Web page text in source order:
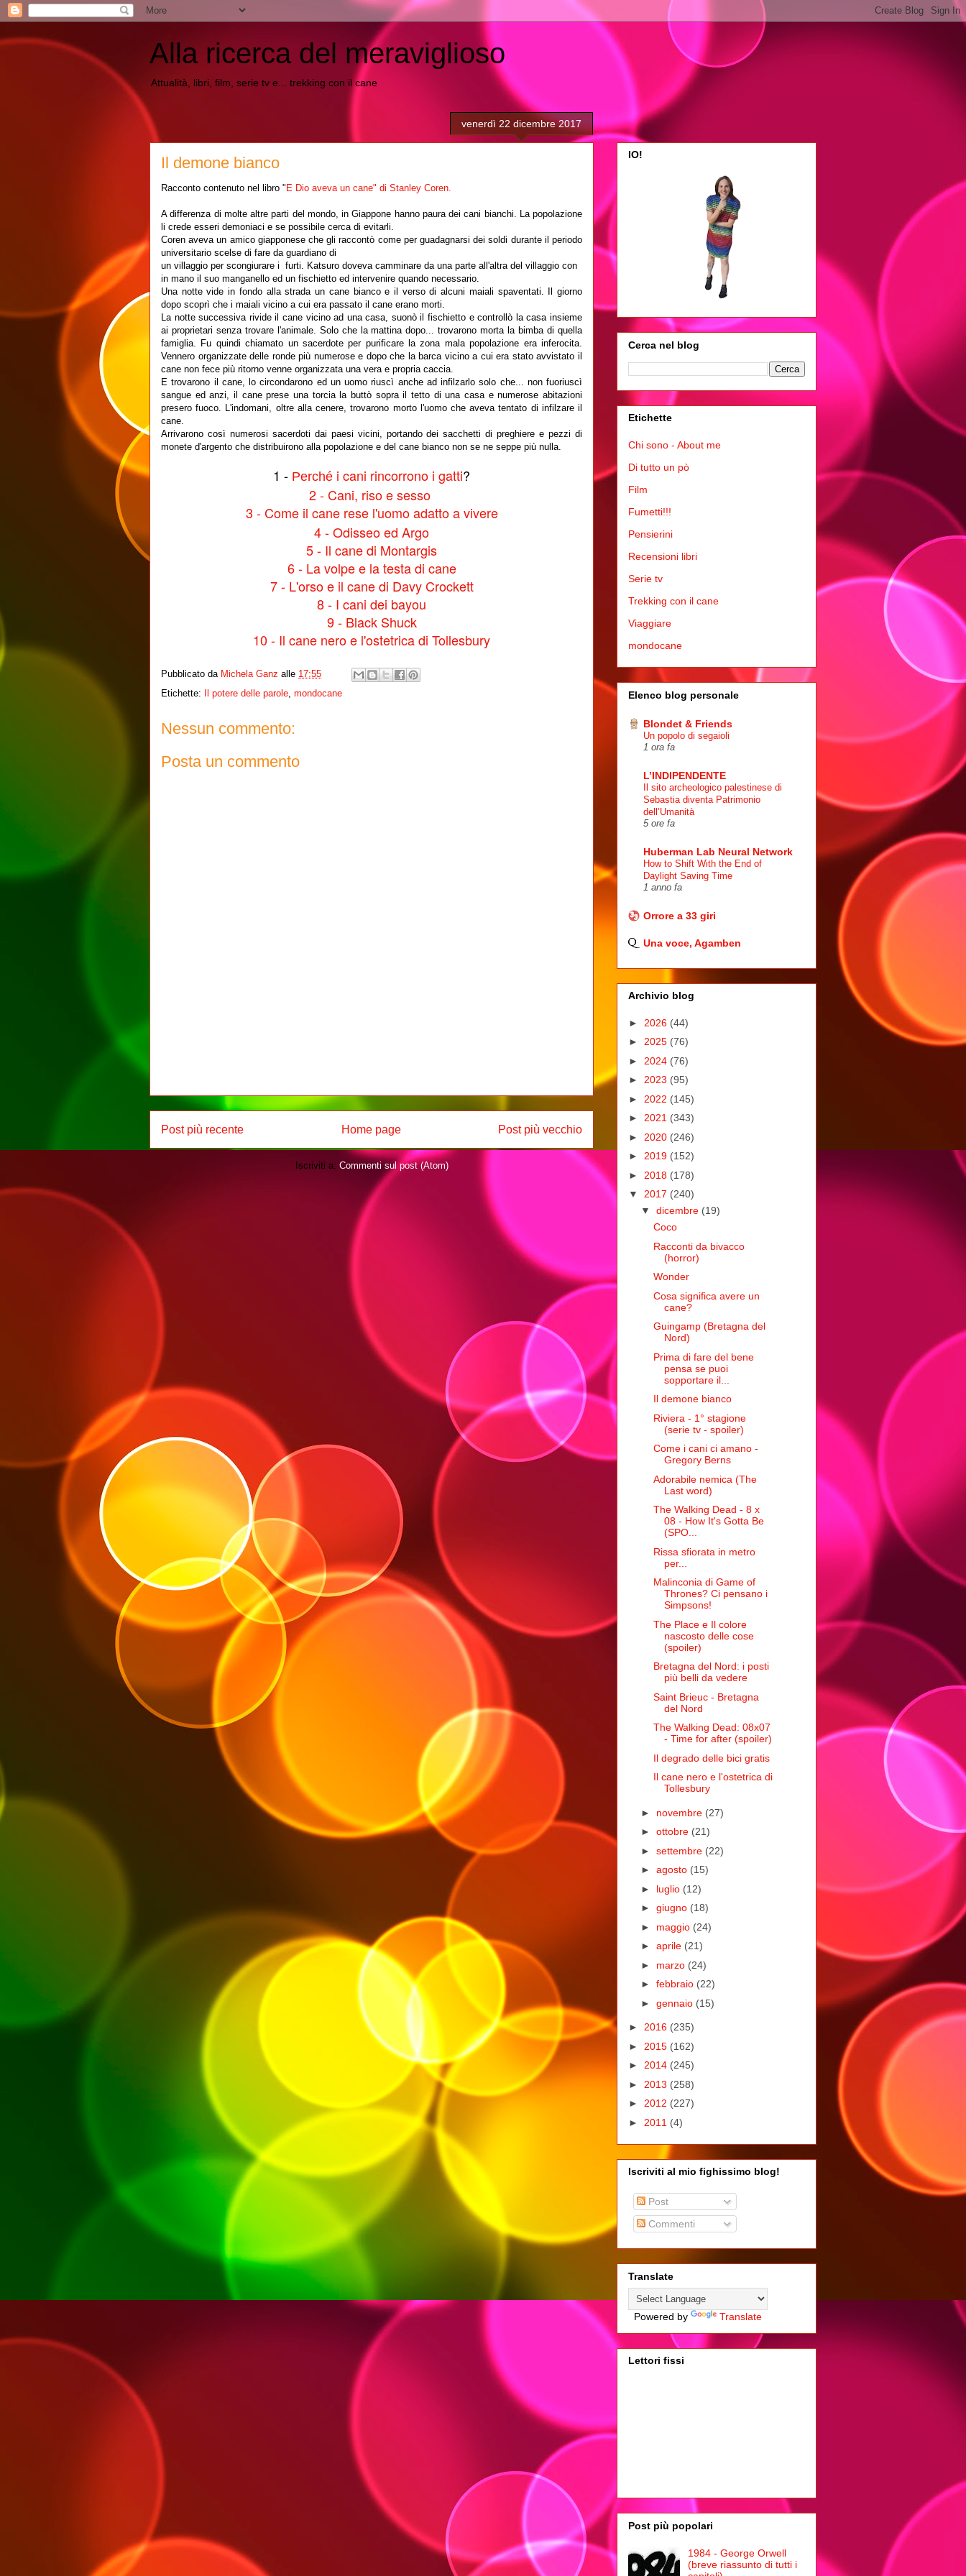
Alla ricerca del meraviglioso
Attualità, libri, film, serie tv e... trekking con il cane
venerdì 22 dicembre 2017
Il demone bianco
Racconto contenuto nel libro " E Dio aveva un cane" di Stanley Coren.
A differenza di molte altre parti del mondo, in Giappone hanno paura dei cani bianchi. La popolazione
li crede esseri demoniaci e se possibile cerca di evitarli.
Coren aveva un amico giapponese che gli raccontò come per guadagnarsi dei soldi durante il periodo
universitario scelse di fare da guardiano di
un villaggio per scongiurare i furti. Katsuro doveva camminare da una parte all'altra del villaggio con
in mano il suo manganello ed un fischietto ed intervenire quando necessario.
Una notte vide in fondo alla strada un cane bianco e il verso di alcuni maiali spaventati. Il giorno
dopo scoprì che i maiali vicino a cui era passato il cane erano morti.
La notte successiva rivide il cane vicino ad una casa, suonò il fischietto e controllò la casa insieme
ai proprietari senza trovare l'animale. Solo che la mattina dopo... trovarono morta la bimba di quella
famiglia. Fu quindi chiamato un sacerdote per purificare la zona mala popolazione era inferocita.
Vennero organizzate delle ronde più numerose e dopo che la barca vicino a cui era stato avvistato il
cane non fece più ritorno venne organizzata una vera e propria caccia.
E trovarono il cane, lo circondarono ed un uomo riuscì anche ad infilzarlo solo che... non fuoriuscì
sangue ed anzi, il cane prese una torcia la buttò sopra il tetto di una casa e numerose abitazioni
presero fuoco. L'indomani, oltre alla cenere, trovarono morto l'uomo che aveva tentato di infilzare il
cane.
Arrivarono così numerosi sacerdoti dai paesi vicini, portando dei sacchetti di preghiere e pezzi di
monete d'argento che distribuirono alla popolazione e del cane bianco non se ne seppe più nulla.
1 - Perché i cani rincorrono i gatti?
2 - Cani, riso e sesso
3 - Come il cane rese l'uomo adatto a vivere
4 - Odisseo ed Argo
5 - Il cane di Montargis
6 - La volpe e la testa di cane
7 - L'orso e il cane di Davy Crockett
8 - I cani dei bayou
9 - Black Shuck
10 - Il cane nero e l'ostetrica di Tollesbury
Pubblicato da Michela Ganz alle 17:55
Etichette:
Il potere delle parole, mondocane
Nessun commento:
Posta un commento
Post più recente Post più vecchio
Home page
Iscriviti a: Commenti sul post (Atom)
IO!
Cerca nel blog
Etichette
Chi sono - About me
Di tutto un pò
Film
Fumetti!!!
Pensierini
Recensioni libri
Serie tv
Trekking con il cane
Viaggiare
mondocane
Elenco blog personale
Blondet & Friends
Un popolo di segaioli
1 ora fa
L’INDIPENDENTE
Il sito archeologico palestinese di
Sebastia diventa Patrimonio
dell’Umanità
5 ore fa
Huberman Lab Neural Network
How to Shift With the End of
Daylight Saving Time
1 anno fa
Orrore a 33 giri
Una voce, Agamben
Archivio blog
► 2026 (44)
► 2025 (76)
► 2024 (76)
► 2023 (95)
► 2022 (145)
► 2021 (343)
► 2020 (246)
► 2019 (152)
► 2018 (178)
▼ 2017 (240)
▼ dicembre (19)
Coco
Racconti da bivacco
(horror)
Wonder
Cosa significa avere un
cane?
Guingamp (Bretagna del
Nord)
Prima di fare del bene
pensa se puoi
sopportare il...
Il demone bianco
Riviera - 1° stagione
(serie tv - spoiler)
Come i cani ci amano -
Gregory Berns
Adorabile nemica (The
Last word)
The Walking Dead - 8 x
08 - How It's Gotta Be
(SPO...
Rissa sfiorata in metro
per...
Malinconia di Game of
Thrones? Ci pensano i
Simpsons!
The Place e Il colore
nascosto delle cose
(spoiler)
Bretagna del Nord: i posti
più belli da vedere
Saint Brieuc - Bretagna
del Nord
The Walking Dead: 08x07
- Time for after (spoiler)
Il degrado delle bici gratis
Il cane nero e l'ostetrica di
Tollesbury
► novembre (27)
► ottobre (21)
► settembre (22)
► agosto (15)
► luglio (12)
► giugno (18)
► maggio (24)
► aprile (21)
► marzo (24)
► febbraio (22)
► gennaio (15)
► 2016 (235)
► 2015 (162)
► 2014 (245)
► 2013 (258)
► 2012 (227)
► 2011 (4)
Iscriviti al mio fighissimo blog!
Post
Commenti
Translate
Powered by Translate
Lettori fissi
Post più popolari
1984 - George Orwell
(breve riassunto di tutti i